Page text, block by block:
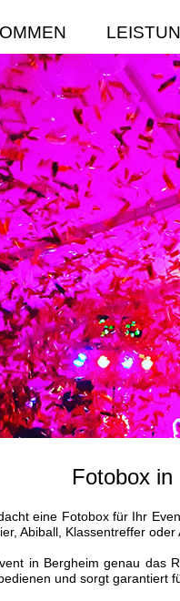
Fotobox
eine Fotobox für Ihr
Abiball, Klassentreffer
in Bergheim genau das
und sorgt garantiert